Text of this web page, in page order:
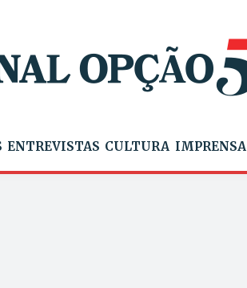
ENTREVISTAS CULTURA IMPRENSA